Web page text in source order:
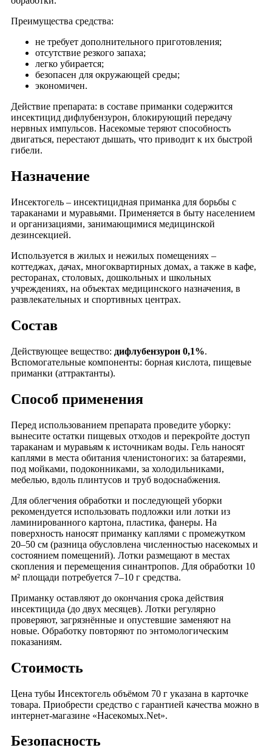
Преимущества средства:
не требует дополнительного приготовления;
отсутствие резкого запаха;
легко убирается;
безопасен для окружающей среды;
экономичен.
Действие препарата: в составе приманки содержится
инсектицид дифлубензурон, блокирующий передачу
нервных импульсов. Насекомые теряют способность
двигаться, перестают дышать, что приводит к их быстрой
гибели.
Назначение
Инсектогель – инсектицидная приманка для борьбы с
тараканами и муравьями. Применяется в быту населением
и организациями, занимающимися медицинской
дезинсекцией.
Используется в жилых и нежилых помещениях –
коттеджах, дачах, многоквартирных домах, а также в кафе,
ресторанах, столовых, дошкольных и школьных
учреждениях, на объектах медицинского назначения, в
развлекательных и спортивных центрах.
Состав
Действующее вещество: дифлубензурон 0,1%.
Вспомогательные компоненты: борная кислота, пищевые
приманки (аттрактанты).
Способ применения
Перед использованием препарата проведите уборку:
вынесите остатки пищевых отходов и перекройте доступ
тараканам и муравьям к источникам воды. Гель наносят
каплями в места обитания членистоногих: за батареями,
под мойками, подоконниками, за холодильниками,
мебелью, вдоль плинтусов и труб водоснабжения.
Для облегчения обработки и последующей уборки
рекомендуется использовать подложки или лотки из
ламинированного картона, пластика, фанеры. На
поверхность наносят приманку каплями с промежутком
20–50 см (разница обусловлена численностью насекомых и
состоянием помещений). Лотки размещают в местах
скопления и перемещения синантропов. Для обработки 10
м² площади потребуется 7–10 г средства.
Приманку оставляют до окончания срока действия
инсектицида (до двух месяцев). Лотки регулярно
проверяют, загрязнённые и опустевшие заменяют на
новые. Обработку повторяют по энтомологическим
показаниям.
Стоимость
Цена тубы Инсектогель объёмом 70 г указана в карточке
товара. Приобрести средство с гарантией качества можно в
интернет-магазине «Насекомых.Net».
Безопасность